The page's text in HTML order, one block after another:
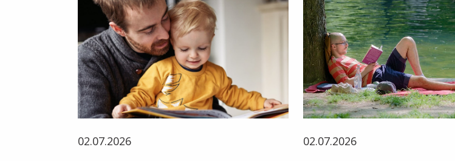
02.07.2026 02.07.2026